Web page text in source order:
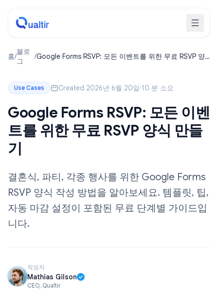
홈/
블로
그
/Google Forms RSVP: 모든 이벤트를 위한 무료 RSVP 양
Use Cases Created 2026년 6월 20일·10 분 소요
Google Forms RSVP: 모든 이벤
트를 위한 무료 RSVP 양식 만들
기
결혼식, 파티, 각종 행사를 위한 Google Forms
RSVP 양식 작성 방법을 알아보세요. 템플릿, 팁,
자동 마감 설정이 포함된 무료 단계별 가이드입
니다.
작성자
Mathias Gilson
CEO, Qualtir